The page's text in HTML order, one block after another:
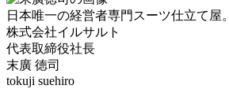
日本唯一の経営者専門スーツ仕立て屋。
株式会社イルサルト
代表取締役社長
末廣 徳司
tokuji suehiro